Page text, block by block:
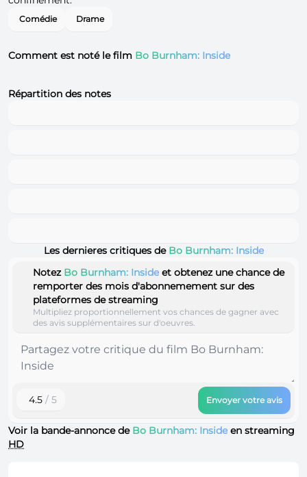
Comédie Drame
Comment est noté le film Bo Burnham: Inside
Répartition des notes
Les dernieres critiques de Bo Burnham: Inside
Notez Bo Burnham: Inside et obtenez une chance de
remporter des mois d'abonnemement sur des
plateformes de streaming
Multipliez proportionnellement vos chances de gagner avec
des avis supplémentaires sur d'oeuvres.
4.5 / 5 Envoyer votre avis
Voir la bande-annonce de Bo Burnham: Inside en streaming
HD